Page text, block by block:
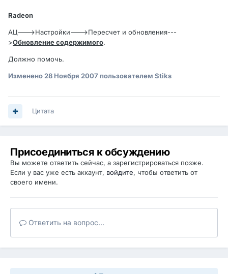
Radeon
АЦ--->Настройки--->Пересчет и обновления---
>Обновление содержимого.
Должно помочь.
Изменено28 Ноября 2007 пользователем Stiks
Цитата
Присоединиться к обсуждению
Вы можете ответить сейчас, а зарегистрироваться позже.
Если у вас уже есть аккаунт, войдите, чтобы ответить от
своего имени.
Ответить на вопрос...